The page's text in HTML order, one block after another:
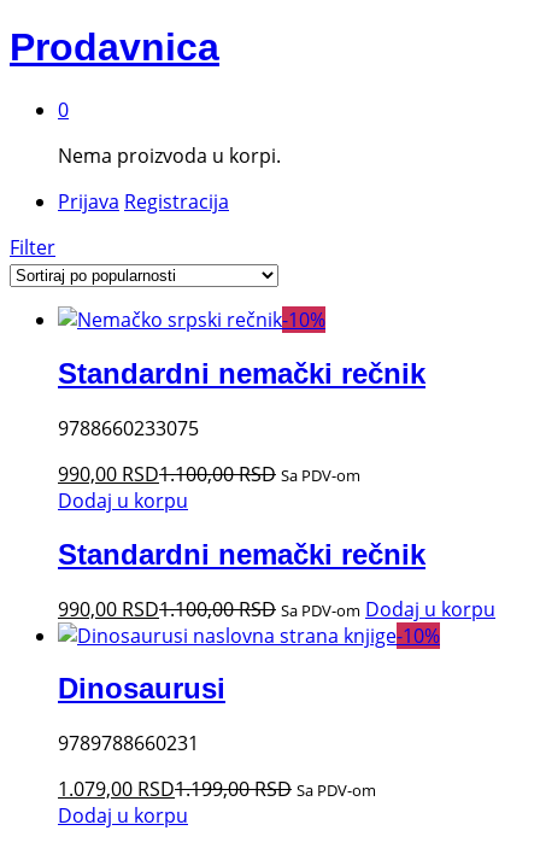
Prodavnica
0
Nema proizvoda u korpi.
Prijava Registracija
Filter
-10%
Standardni nemački rečnik
9788660233075
990,00 RSD1.100,00RSD Sa PDV-om
Dodaj u korpu
Standardni nemački rečnik
990,00 RSD1.100,00RSD Sa PDV-om Dodaj u korpu
-10%
Dinosaurusi
9789788660231
1.079,00 RSD1.199,00RSD Sa PDV-om
Dodaj u korpu